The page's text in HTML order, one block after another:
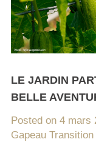
LE JARDIN
BELLE
Posted on 4 mars
Gapeau Transition